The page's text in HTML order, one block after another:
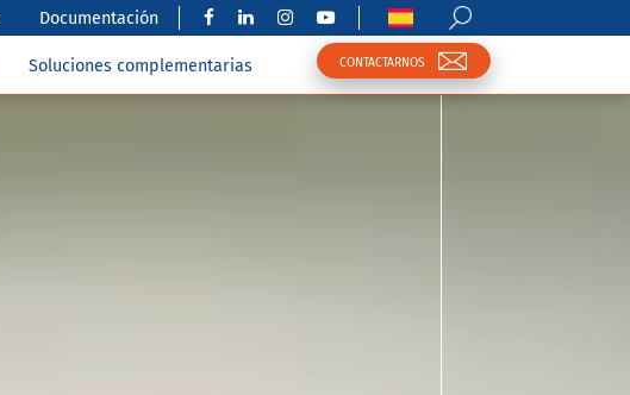
Documentación
Soluciones complementarias CONTACTARNOS